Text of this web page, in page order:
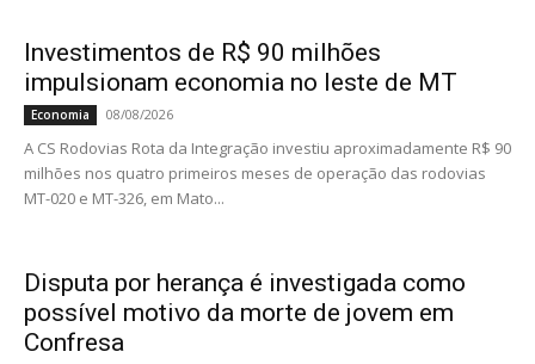
Investimentos de R$ 90 milhões
impulsionam economia no leste de MT
Economia 08/08/2026
A CS Rodovias Rota da Integração investiu aproximadamente R$ 90
milhões nos quatro primeiros meses de operação das rodovias
MT-020 e MT-326, em Mato...
Disputa por herança é investigada como
possível motivo da morte de jovem em
Confresa